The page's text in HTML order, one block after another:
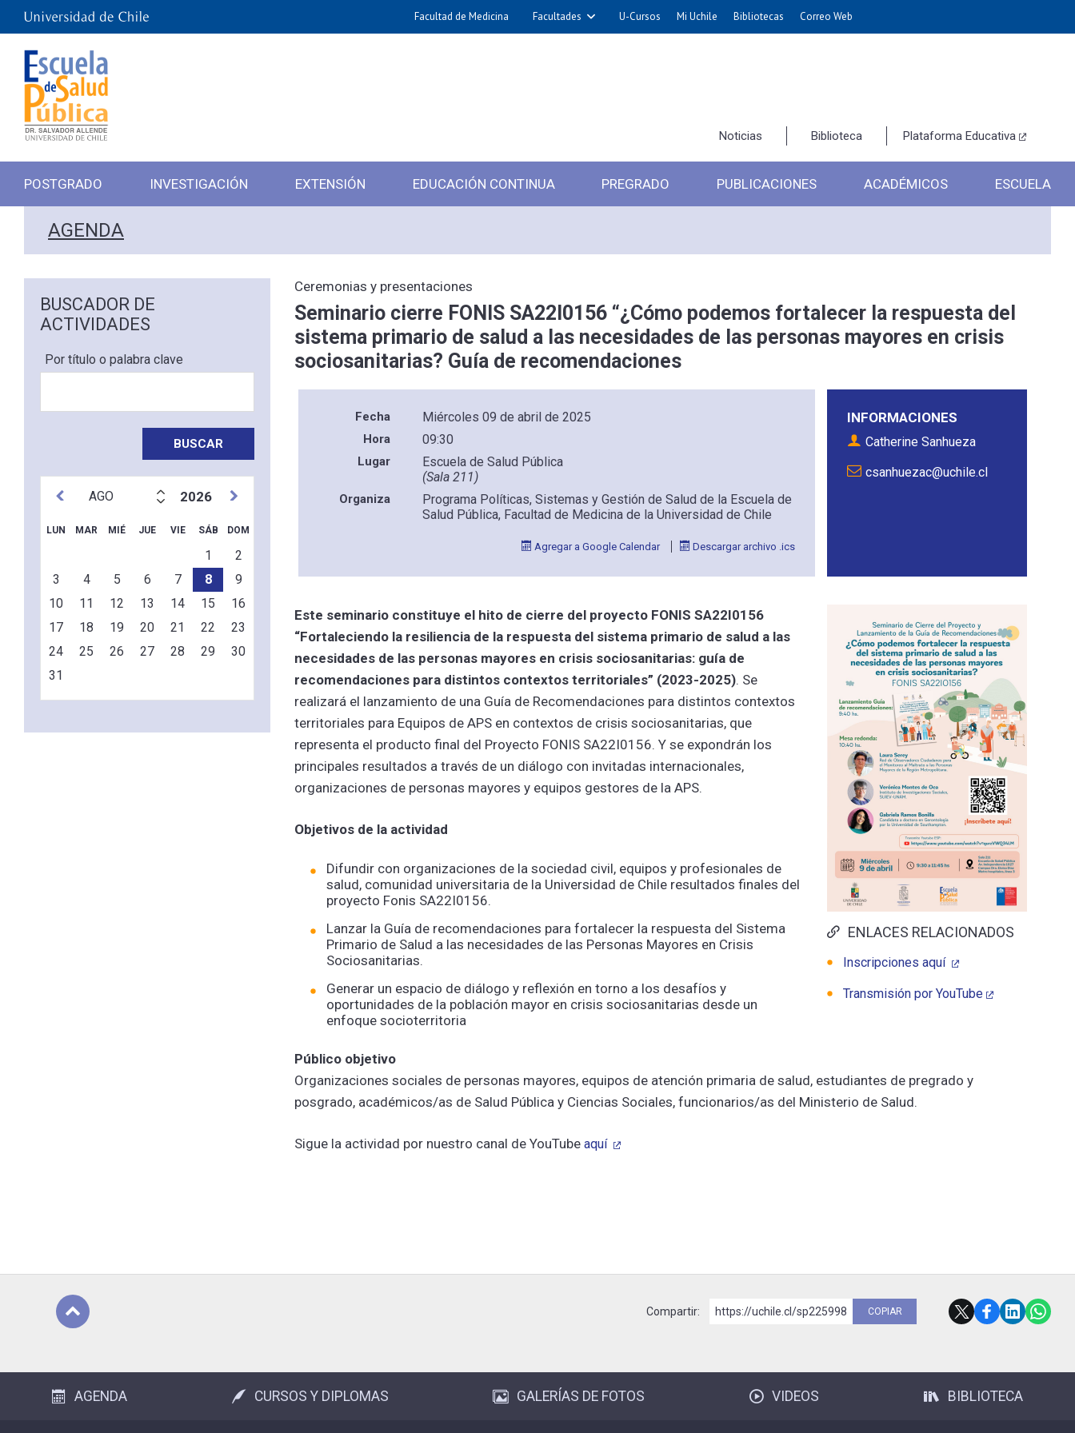
Facultad de Medicina Facultades U-Cursos Mi Uchile Bibliotecas Correo Web
Noticias Biblioteca Plataforma Educativa
POSTGRADO INVESTIGACIÓN EXTENSIÓN EDUCACIÓN CONTINUA PREGRADO PUBLICACIONES ACADÉMICOS ESCUELA
AGENDA
BUSCADOR DE
ACTIVIDADES
Por título o palabra clave
2026
LUN MAR MIÉ JUE VIE SÁB DOM
1
2
3
4 5 6 7 8
9
10
11 12 13 14 15
16
17
18 19 20 21 22
23
24
25 26 27 28 29
30
31
Ceremonias y presentaciones
Seminario cierre FONIS SA22I0156 “¿Cómo podemos fortalecer la respuesta del
sistema primario de salud a las necesidades de las personas mayores en crisis
sociosanitarias? Guía de recomendaciones
INFORMACIONES
Catherine Sanhueza
csanhuezac@uchile.cl
Fecha Miércoles 09 de abril de 2025
Hora 09:30
Lugar
Escuela de Salud Pública
(Sala 211)
Organiza
Programa Políticas, Sistemas y Gestión de Salud de la Escuela de
Salud Pública, Facultad de Medicina de la Universidad de Chile
Agregar a Google Calendar Descargar archivo .ics
ENLACES RELACIONADOS
Inscripciones aquí
Transmisión por YouTube
Este seminario constituye el hito de cierre del proyecto FONIS SA22I0156
“Fortaleciendo la resiliencia de la respuesta del sistema primario de salud a las
necesidades de las personas mayores en crisis sociosanitarias: guía de
recomendaciones para distintos contextos territoriales” (2023-2025). Se
realizará el lanzamiento de una Guía de Recomendaciones para distintos contextos
territoriales para Equipos de APS en contextos de crisis sociosanitarias, que
representa el producto final del Proyecto FONIS SA22I0156. Y se expondrán los
principales resultados a través de un diálogo con invitadas internacionales,
organizaciones de personas mayores y equipos gestores de la APS.
Objetivos de la actividad
Difundir con organizaciones de la sociedad civil, equipos y profesionales de
salud, comunidad universitaria de la Universidad de Chile resultados finales del
proyecto Fonis SA22I0156.
Lanzar la Guía de recomendaciones para fortalecer la respuesta del Sistema
Primario de Salud a las necesidades de las Personas Mayores en Crisis
Sociosanitarias.
Generar un espacio de diálogo y reflexión en torno a los desafíos y
oportunidades de la población mayor en crisis sociosanitarias desde un
enfoque socioterritoria
Público objetivo
Organizaciones sociales de personas mayores, equipos de atención primaria de salud, estudiantes de pregrado y
posgrado, académicos/as de Salud Pública y Ciencias Sociales, funcionarios/as del Ministerio de Salud.
Sigue la actividad por nuestro canal de YouTubeaquí
Compartir: https://uchile.cl/sp225998 COPIAR
AGENDA CURSOS Y DIPLOMAS GALERÍAS DE FOTOS VIDEOS BIBLIOTECA